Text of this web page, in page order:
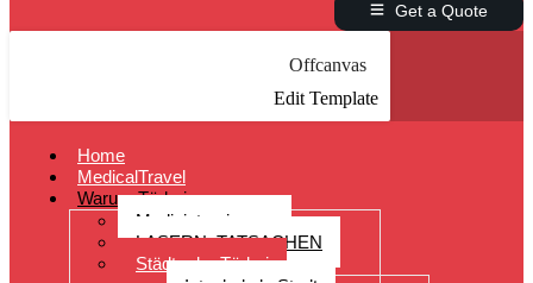
Get a Quote
Offcanvas
Edit Template
Home
MedicalTravel
Warum Türkei
Medizintourismus
LASERN: TATSACHEN
Städte der Türkei